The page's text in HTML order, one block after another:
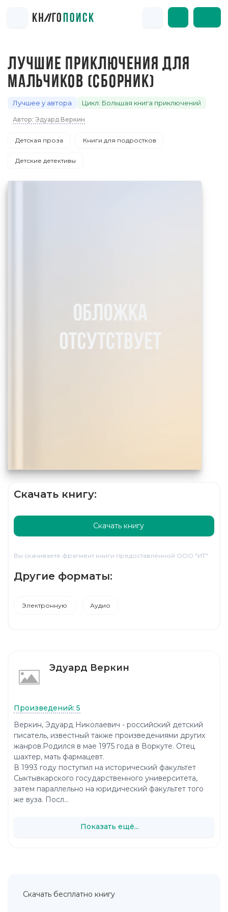
ЛУЧШИЕ ПРИКЛЮЧЕНИЯ ДЛЯ
МАЛЬЧИКОВ (СБОРНИК)
Лучшее у автора Цикл: Большая книга приключений
Автор: Эдуард Веркин
Детская проза Книги для подростков
Детские детективы
Скачать книгу:
Скачать книгу
Вы скачиваете фрагмент книги предоставленной ООО "ИТ"
Другие форматы:
Электронную Аудио
Эдуард Веркин
Произведений: 5
Веркин, Эдуард Николаевич - российский детский
писатель, известный также произведениями других
жанров.Родился в мае 1975 года в Воркуте. Отец
шахтер, мать фармацевт.
В 1993 году поступил на исторический факультет
Сыктывкарского государственного университета,
затем параллельно на юридический факультет того
же вуза. Посл...
Показать ещё...
Скачать бесплатно книгу